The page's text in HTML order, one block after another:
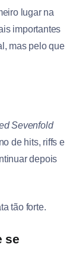
lugar na
importantes
mas pelo que
Sevenfold
de hits, riffs e
depois
tão forte.
se